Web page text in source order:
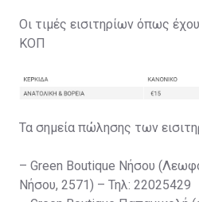
Οι τιμές εισιτηρίων όπως
ΚΟΠ
Τα σημεία πώλησης των
– Green Boutique Νήσου
Νήσου, 2571) – Τηλ: 22025429